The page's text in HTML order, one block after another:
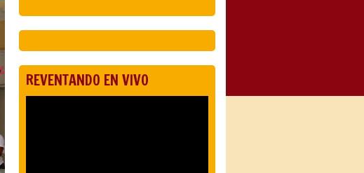
REVENTANDO EN VIVO